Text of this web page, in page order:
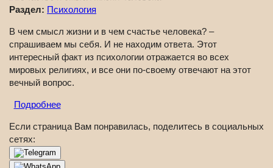
Раздел: Психология
В чем смысл жизни и в чем счастье человека? –
спрашиваем мы себя. И не находим ответа. Этот
интересный факт из психологии отражается во всех
мировых религиях, и все они по-своему отвечают на этот
вечный вопрос.
Подробнее
Если страница Вам понравилась, поделитесь в социальных
сетях: